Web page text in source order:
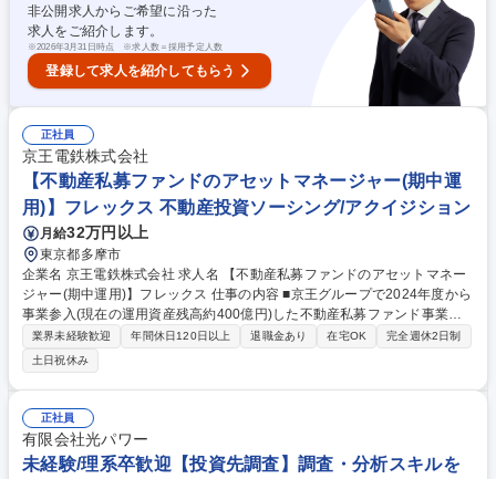
非公開求人からご希望に沿った
求人をご紹介します。
※2026年3月31日時点 ※求人数＝採用予定人数
登録して求人を紹介してもらう
正社員
京王電鉄株式会社
【不動産私募ファンドのアセットマネージャー(期中運
用)】フレックス 不動産投資ソーシング/アクイジション
月給32万円以上
東京都多摩市
企業名 京王電鉄株式会社 求人名 【不動産私募ファンドのアセットマネー
ジャー(期中運用)】フレックス 仕事の内容 ■京王グループで2024年度から
事業参入(現在の運用資産残高約400億円)した不動産私募ファンド事業に
おいて、アセットマネージャーとして期中運用を担当していただきます。
※「勤務条件/備考」にて補足記載 ■当社の中期経営計画（～2030年度）
では、不動産ファンド事業の運用資産残高を1,500億円まで成長させるこ
とを目標としています。 【業務内容詳細】 ■期中運営業務（運営計画、予
算、資金管理等） ■PMコントロール ■信託銀行への指図 ■投資家、レンダ
ーへの報告・調整 ■AMレポート作成 ■売却・リファイナンス 募集職種
【不動産私募ファンドのアセットマネージャー(期中運用)】フレックス
業界未経験歓迎 年間休日120日以上 退職金あり 在宅OK
完全週休2日制
土日祝休み
正社員
有限会社光パワー
未経験/理系卒歓迎【投資先調査】調査・分析スキルを